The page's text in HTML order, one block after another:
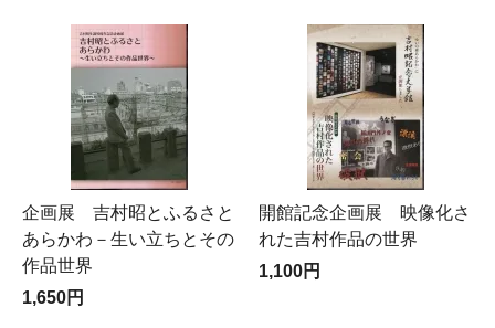
企画展 吉村昭とふるさと
あらかわ－生い立ちとその
作品世界
1,650円
開館記念企画展 映像化さ
れた吉村作品の世界
1,100円